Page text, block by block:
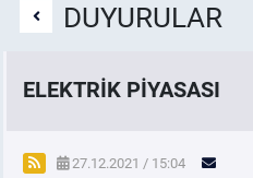
DUYURULAR
ELEKTRİK PİYASASI
SPOT ELEKTRİK PİYASALARI
27.12.2021 / 15:04